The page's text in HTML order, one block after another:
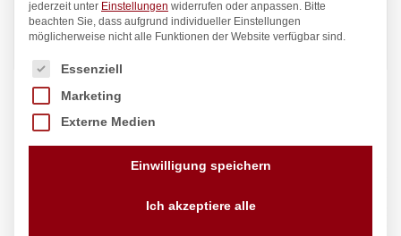
Standardsortierung
jederzeit unter Einstellungen widerrufen oder anpassen. Bitte
beachten Sie, dass aufgrund individueller Einstellungen
möglicherweise nicht alle Funktionen der Website verfügbar sind.
Es folgt eine Liste der Service-Gruppen, für die eine
Essenziell
Marketing
Externe Medien
Einwilligung speichern
Ich akzeptiere alle